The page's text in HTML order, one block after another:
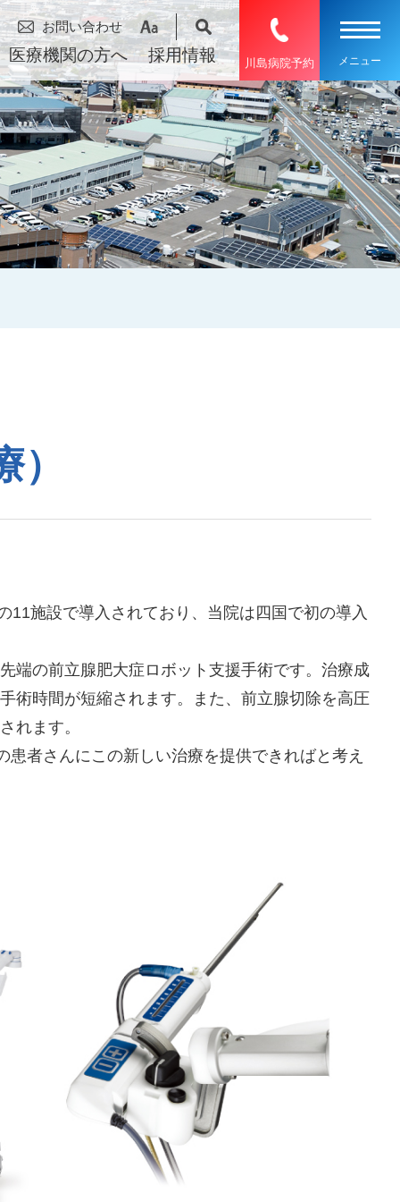
お問い合わせ
医療機関の方へ 採用情報 川島病院予約
施設で導入されており、当院は四国で初の導入
端の前立腺肥大症ロボット支援手術です。治療成
術時間が短縮されます。また、前立腺切除を高圧
れます。
者さんにこの新しい治療を提供できればと考え